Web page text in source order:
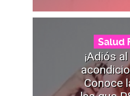
Salud
¡Adiós
Conoce